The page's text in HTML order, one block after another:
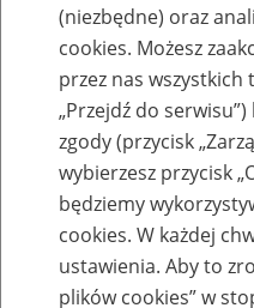
Emerytury
Baza
(niezbędne) oraz
cookies. Możesz
przez nas
„Przejdź do
zgody (przycisk
wybierzesz przycisk
będziemy
cookies. W każdej
ustawienia. Aby to
plików cookies” w